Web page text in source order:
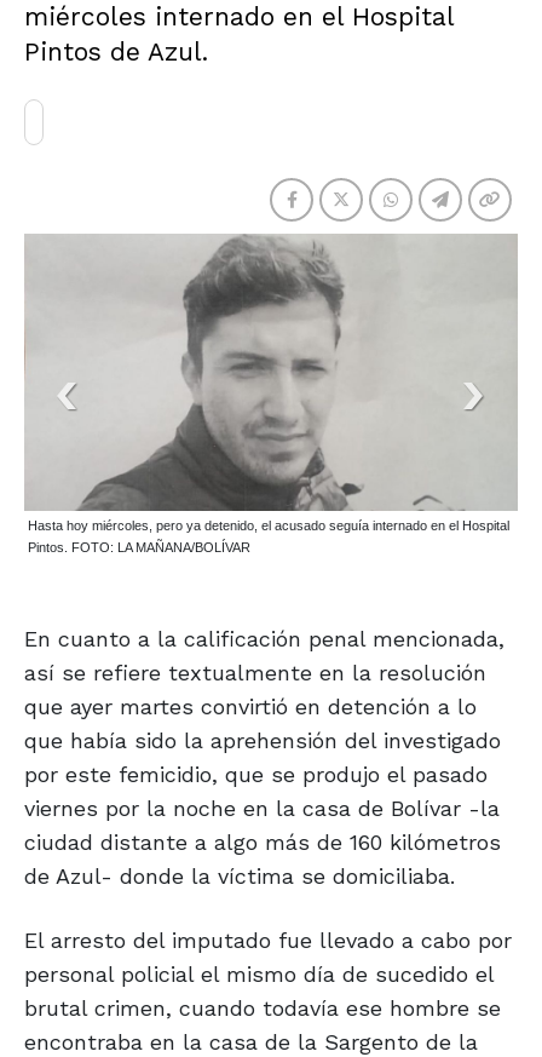
miércoles internado en el Hospital
Pintos de Azul.
Hasta hoy miércoles, pero ya detenido, el acusado seguía internado en el Hospital
Pintos. FOTO: LA MAÑANA/BOLÍVAR
En cuanto a la calificación penal mencionada,
así se refiere textualmente en la resolución
que ayer martes convirtió en detención a lo
que había sido la aprehensión del investigado
por este femicidio, que se produjo el pasado
viernes por la noche en la casa de Bolívar -la
ciudad distante a algo más de 160 kilómetros
de Azul- donde la víctima se domiciliaba.
El arresto del imputado fue llevado a cabo por
personal policial el mismo día de sucedido el
brutal crimen, cuando todavía ese hombre se
encontraba en la casa de la Sargento de la